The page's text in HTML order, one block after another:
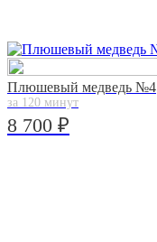
Плюшевый медведь №4
за 120 минут
8 700 ₽